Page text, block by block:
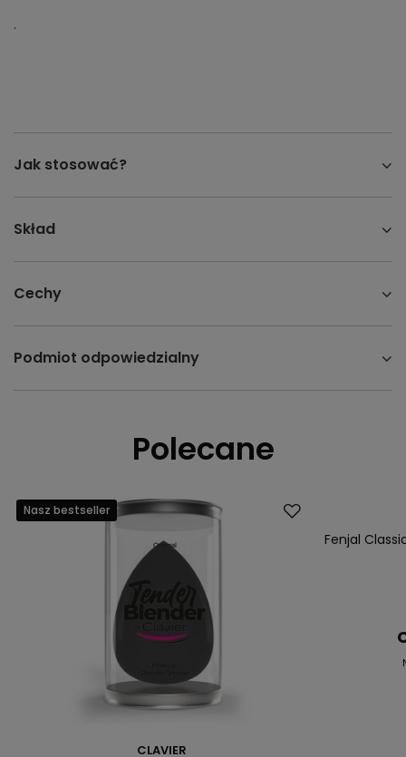
.
Jak stosować?
Skład
Cechy
Podmiot odpowiedzialny
Polecane
Nasz bestseller
CLAVIER
Nasz
Fenjal